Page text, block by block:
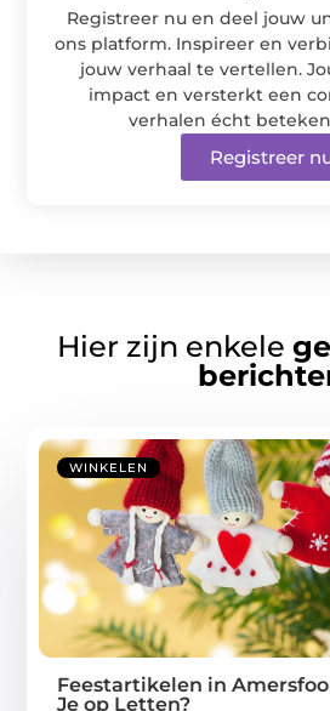
Registreer nu en deel jouw
ons platform. Inspireer en
jouw verhaal te vertellen.
impact en versterkt een
verhalen écht
Registreer
Hier zijn enkele
WINKELEN
Feestartikelen in
Je op Letten?